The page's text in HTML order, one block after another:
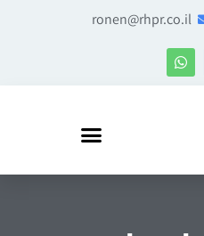
ronen@rhpr.co.il